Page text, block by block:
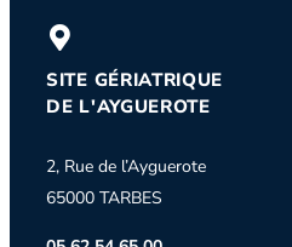
SITE GÉRIATRIQUE
DE L'AYGUEROTE
2, Rue de l’Ayguerote
65000 TARBES